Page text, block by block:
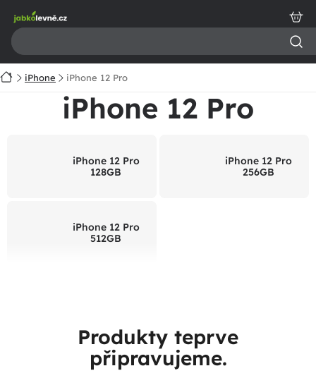
obsah
DomůiPhone iPhone 12 Pro
iPhone 12 Pro
iPhone 12 Pro
128GB
iPhone 12 Pro
256GB
iPhone 12 Pro
512GB
Produkty teprve
připravujeme.